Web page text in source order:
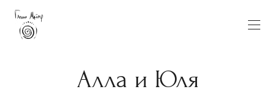
Алла и Юля